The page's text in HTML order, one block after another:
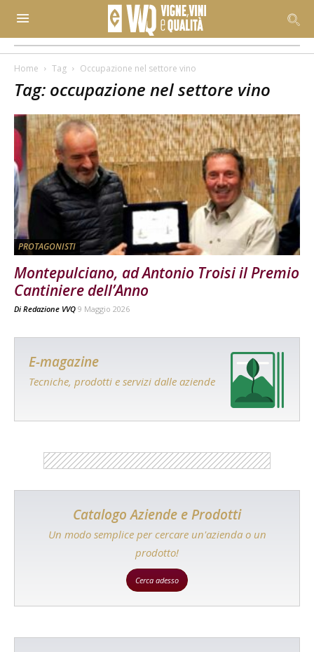
Home Tag Occupazione nel settore vino
Tag: occupazione nel settore vino
PROTAGONISTI
Montepulciano, ad Antonio Troisi il Premio
Cantiniere dell’Anno
Di Redazione VVQ 9 Maggio 2026
E-magazine
Tecniche, prodotti e servizi dalle aziende
Catalogo Aziende e Prodotti
Un modo semplice per cercare un'azienda o un
prodotto!
Cerca adesso